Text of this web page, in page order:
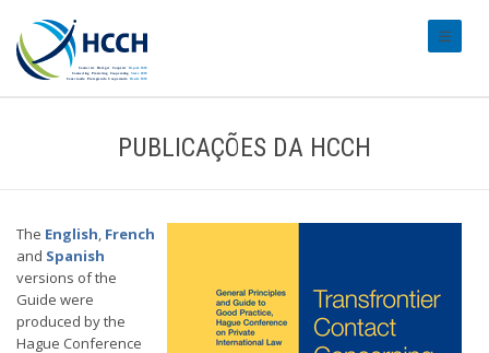
PUBLICAÇÕES DA HCCH
The English, French
and Spanish
versions of the
Guide were
produced by the
Hague Conference